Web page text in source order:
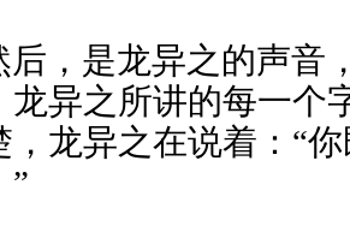
，是龙异之的声音
龙异之所讲的每一个
，龙异之在说着：“
”